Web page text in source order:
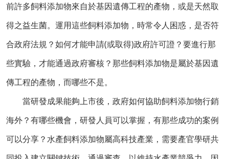
前許多飼料添加物來自於基因遺傳工程的產物，或是天然取
得之益生菌。運用這些飼料添加物，時常令人困惑，是否符
合政府法規？如何才能申請(或取得)政府許可證？要進行那
些實驗，才能通過政府審核？那些飼料添加物是屬於基因遺
傳工程的產物，而哪些不是。
當研發成果能夠上市後，政府如何協助飼料添加物行銷
海外？有哪些機會，研發人員可以掌握，有那些成功的案例
可以分享？水產飼料添加物屬高科技產業，需要產官學研共